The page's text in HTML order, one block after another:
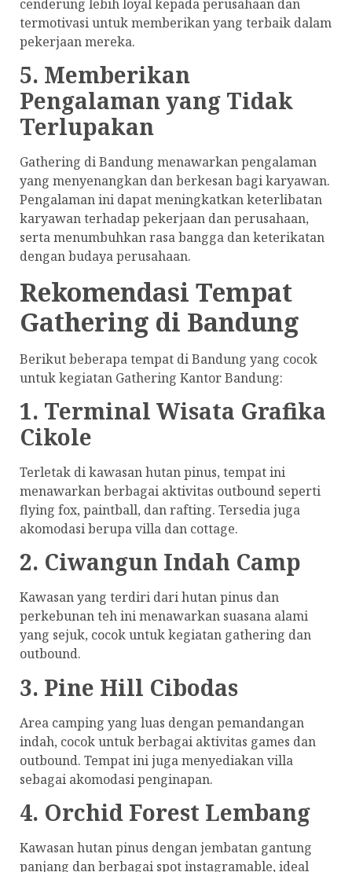
cenderung lebih loyal kepada perusahaan dan
termotivasi untuk memberikan yang terbaik dalam
pekerjaan mereka.
5. Memberikan
Pengalaman yang Tidak
Terlupakan
Gathering di Bandung menawarkan pengalaman
yang menyenangkan dan berkesan bagi karyawan.
Pengalaman ini dapat meningkatkan keterlibatan
karyawan terhadap pekerjaan dan perusahaan,
serta menumbuhkan rasa bangga dan keterikatan
dengan budaya perusahaan.
Rekomendasi Tempat
Gathering di Bandung
Berikut beberapa tempat di Bandung yang cocok
untuk kegiatan Gathering Kantor Bandung:
1. Terminal Wisata Grafika
Cikole
Terletak di kawasan hutan pinus, tempat ini
menawarkan berbagai aktivitas outbound seperti
flying fox, paintball, dan rafting. Tersedia juga
akomodasi berupa villa dan cottage.
2. Ciwangun Indah Camp
Kawasan yang terdiri dari hutan pinus dan
perkebunan teh ini menawarkan suasana alami
yang sejuk, cocok untuk kegiatan gathering dan
outbound.
3. Pine Hill Cibodas
Area camping yang luas dengan pemandangan
indah, cocok untuk berbagai aktivitas games dan
outbound. Tempat ini juga menyediakan villa
sebagai akomodasi penginapan.
4. Orchid Forest Lembang
Kawasan hutan pinus dengan jembatan gantung
panjang dan berbagai spot instagramable, ideal